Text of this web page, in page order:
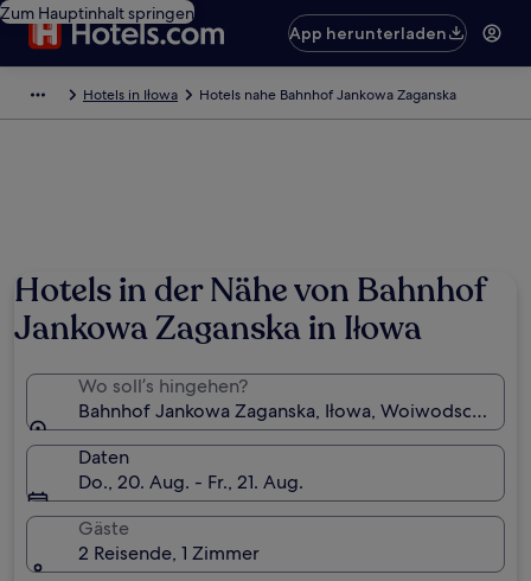
Zum Hauptinhalt springen
App herunterladen
Hotels in Iłowa Hotels nahe Bahnhof Jankowa Zaganska
Hotels in der Nähe von Bahnhof
Jankowa Zaganska in Iłowa
Wo soll’s hingehen?
Bahnhof Jankowa Zaganska, Iłowa, Woiwodschaft
Daten
Do., 20. Aug. - Fr., 21. Aug.
Gäste
2 Reisende, 1 Zimmer